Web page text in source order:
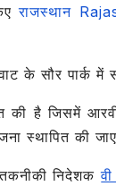
राजस्थान
के सौर पार्क में
है जिसमें
स्थापित की
निदेशक